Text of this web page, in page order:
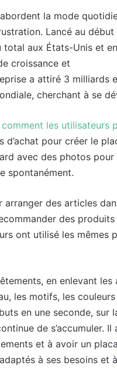
la mode
Lancé au début
total aux États-Unis et
croissance et
a attiré 3 milliards
cherchant à se
comment les utilisateurs
pour créer le
avec des photos pour
spontanément.
arranger des articles
des
ont utilisé les mêmes
en enlevant
les motifs, les
en une seconde, sur
de s’accumuler. Il
et à avoir un
à ses besoins et